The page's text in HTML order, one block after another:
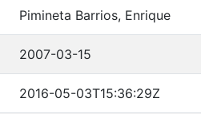
Pimineta Barrios, Enrique
2007-03-15
2016-05-03T15:36:29Z